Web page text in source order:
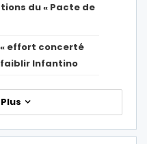
du « Pacte de
« effort concerté
Infantino